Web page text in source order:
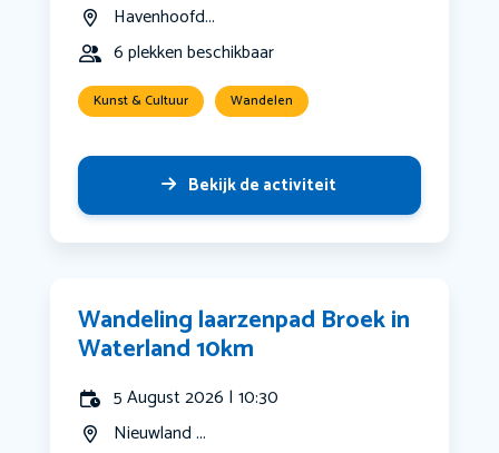
Havenhoofd...
6 plekken beschikbaar
Kunst & Cultuur Wandelen
Bekijk de activiteit
Wandeling laarzenpad Broek in
Waterland 10km
5 August 2026 | 10:30
Nieuwland ...